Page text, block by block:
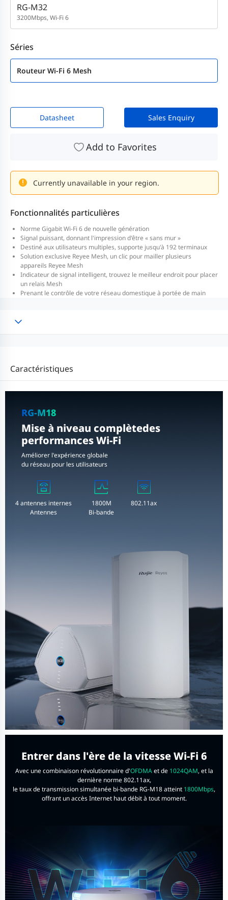
RG-M32
3200Mbps, Wi-Fi 6
Séries
Routeur Wi-Fi 6 Mesh
Datasheet Sales Enquiry
Add to Favorites
Currently unavailable in your region.
Fonctionnalités particulières
Norme Gigabit Wi-Fi 6 de nouvelle génération
Signal puissant, donnant l'impression d'être « sans mur »
Destiné aux utilisateurs multiples, supporte jusqu'à 192 terminaux
Solution exclusive Reyee Mesh, un clic pour mailler plusieurs
appareils Reyee Mesh
Indicateur de signal intelligent, trouvez le meilleur endroit pour placer
un relais Mesh
Prenant le contrôle de votre réseau domestique à portée de main
Caractéristiques
RG-M18
Mise à niveau complètedes
performances Wi-Fi
Améliorer l'expérience globale
du réseau pour les utilisateurs
4 antennes internes
Antennes
1800M
Bi-bande
802.11ax
Entrer dans l'ère de la vitesse Wi-Fi 6
Avec une combinaison révolutionnaire d'OFDMAet de 1024QAM, et la
dernière norme 802.11ax,
le taux de transmission simultanée bi-bande RG-M18 atteint 1800Mbps,
offrant un accès Internet haut débit à tout moment.